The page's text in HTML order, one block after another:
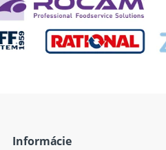
Informácie